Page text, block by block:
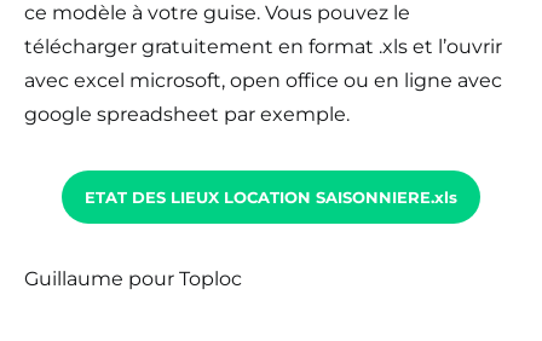
ce modèle à votre guise. Vous pouvez le
télécharger gratuitement en format .xls et l’ouvrir
avec excel microsoft, open office ou en ligne avec
google spreadsheet par exemple.
ETAT DES LIEUX LOCATION SAISONNIERE.xls
Guillaume pour Toploc